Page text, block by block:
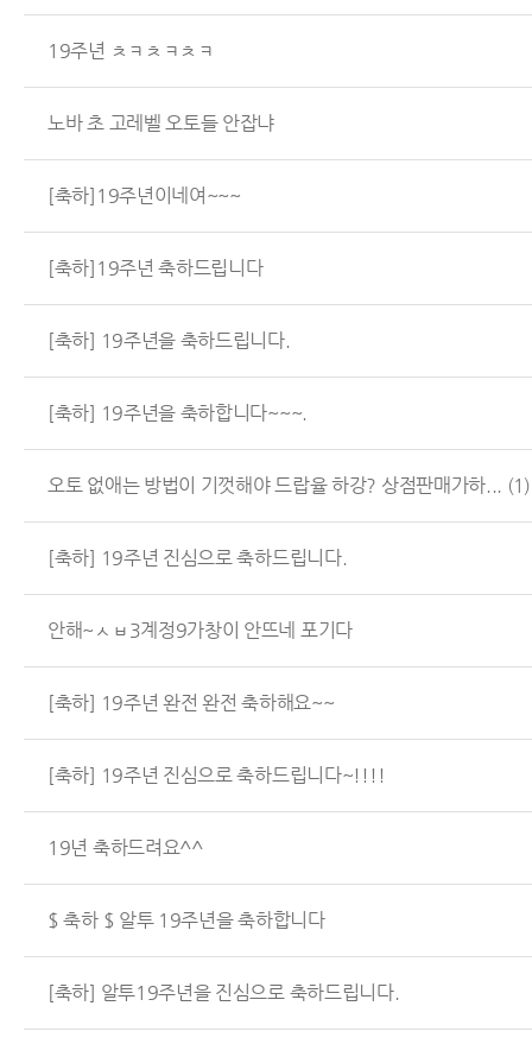
19주년 ㅊㅋㅊㅋㅊㅋ
노바 초 고레벨 오토들 안잡냐
[축하]19주년이네여~~~
[축하]19주년 축하드립니다
[축하] 19주년을 축하드립니다.
[축하] 19주년을 축하합니다~~~.
오토 없애는 방법이 기껏해야 드랍율 하강? 상점판매가하... (1)
[축하] 19주년 진심으로 축하드립니다.
안해~ㅅㅂ3계정9가창이 안뜨네 포기다
[축하] 19주년 완전 완전 축하해요~~
[축하] 19주년 진심으로 축하드립니다~!!!!
19년 축하드려요^^
$ 축하 $ 알투 19주년을 축하합니다
[축하] 알투19주년을 진심으로 축하드립니다.